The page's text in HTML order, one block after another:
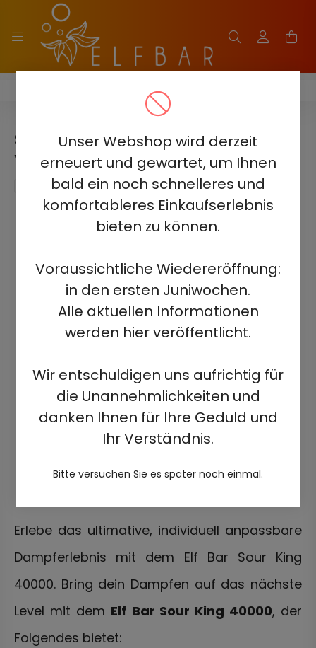
Unser Webshop wird derzeit
erneuert und gewartet, um Ihnen
bald ein noch schnelleres und
komfortableres Einkaufserlebnis
bieten zu können.
Voraussichtliche Wiedereröffnung:
in den ersten Juniwochen.
Alle aktuellen Informationen
werden hier veröffentlicht.
Wir entschuldigen uns aufrichtig für
die Unannehmlichkeiten und
danken Ihnen für Ihre Geduld und
Ihr Verständnis.
Bitte versuchen Sie es später noch einmal.
ELF BAR SOUR KING 40000
ELF BAR SOUR KING 40000 -
SAURE HEIDELBEERE UND
WASSERMELONE 5% -
WIEDERAUFLADBAR
Erlebe das ultimative, individuell anpassbare
Dampferlebnis mit dem Elf Bar Sour King
40000. Bring dein Dampfen auf das nächste
Level mit dem Elf Bar Sour King 40000, der
Folgendes bietet: